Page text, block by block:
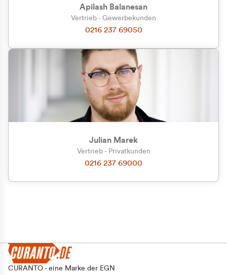
Apilash Balanesan
Vertrieb - Gewerbekunden
0216 237 69050
Julian Marek
Vertrieb - Privatkunden
0216 237 69000
CURANTO - eine Marke der EGN